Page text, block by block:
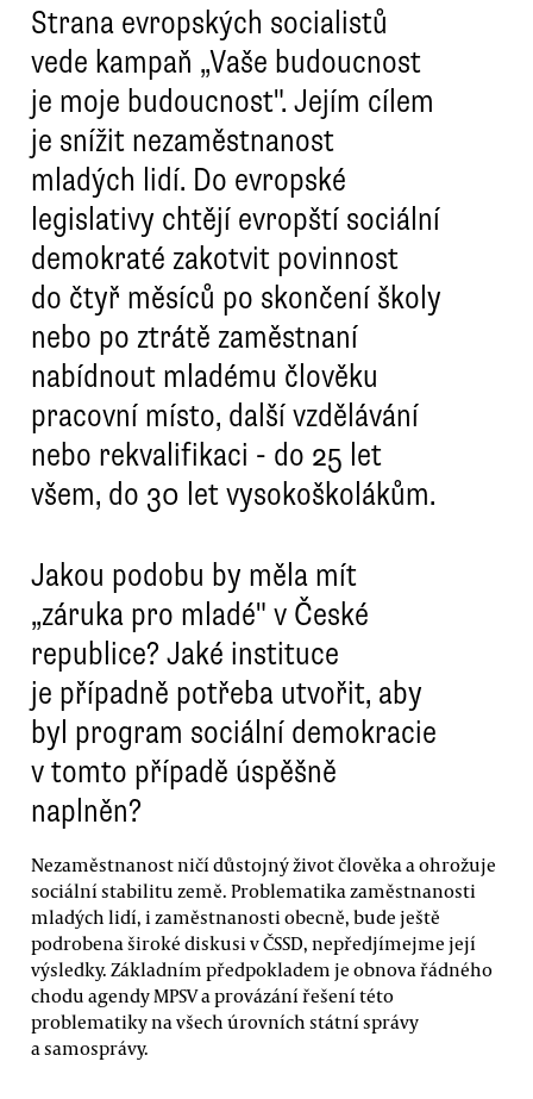
Strana evropských socialistů
vede kampaň „Vaše budoucnost
je moje budoucnost". Jejím cílem
je snížit nezaměstnanost
mladých lidí. Do evropské
legislativy chtějí evropští sociální
demokraté zakotvit povinnost
do čtyř měsíců po skončení školy
nebo po ztrátě zaměstnaní
nabídnout mladému člověku
pracovní místo, další vzdělávání
nebo rekvalifikaci - do 25 let
všem, do 30 let vysokoškolákům.
Jakou podobu by měla mít
„záruka pro mladé" v České
republice? Jaké instituce
je případně potřeba utvořit, aby
byl program sociální demokracie
v tomto případě úspěšně
naplněn?
Nezaměstnanost ničí důstojný život člověka a ohrožuje
sociální stabilitu země. Problematika zaměstnanosti
mladých lidí, i zaměstnanosti obecně, bude ještě
podrobena široké diskusi v ČSSD, nepředjímejme její
výsledky. Základním předpokladem je obnova řádného
chodu agendy MPSV a provázání řešení této
problematiky na všech úrovních státní správy
a samosprávy.